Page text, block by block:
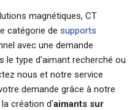
magnétiques, CT
catégorie de supports
avec une demande
le type d'aimant recherché ou
nous et notre service
demande grâce à notre
création d'aimants sur